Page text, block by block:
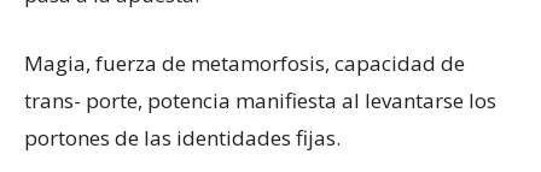
Magia, fuerza de metamorfosis, capacidad de
trans- porte, potencia manifiesta al levantarse los
portones de las identidades fijas.